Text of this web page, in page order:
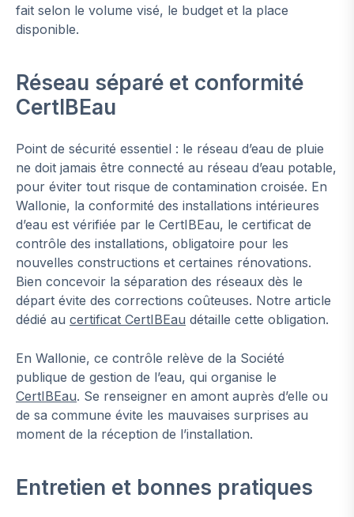
fait selon le volume visé, le budget et la place
disponible.
Réseau séparé et conformité
CertIBEau
Point de sécurité essentiel : le réseau d’eau de pluie
ne doit jamais être connecté au réseau d’eau potable,
pour éviter tout risque de contamination croisée. En
Wallonie, la conformité des installations intérieures
d’eau est vérifiée par le CertIBEau, le certificat de
contrôle des installations, obligatoire pour les
nouvelles constructions et certaines rénovations.
Bien concevoir la séparation des réseaux dès le
départ évite des corrections coûteuses. Notre article
dédié au certificat CertIBEau détaille cette obligation.
En Wallonie, ce contrôle relève de la Société
publique de gestion de l’eau, qui organise le
CertIBEau. Se renseigner en amont auprès d’elle ou
de sa commune évite les mauvaises surprises au
moment de la réception de l’installation.
Entretien et bonnes pratiques